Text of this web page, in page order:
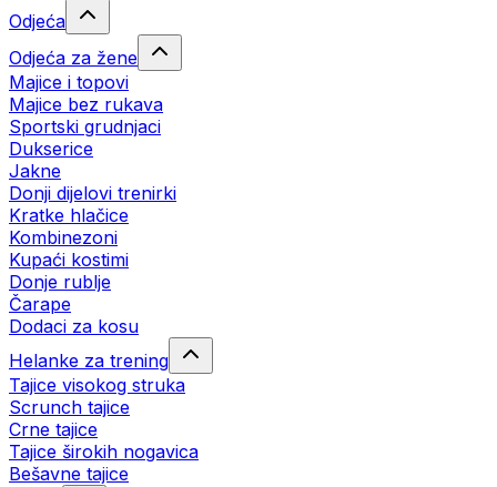
Odjeća
Odjeća za žene
Majice i topovi
Majice bez rukava
Sportski grudnjaci
Dukserice
Jakne
Donji dijelovi trenirki
Kratke hlačice
Kombinezoni
Kupaći kostimi
Donje rublje
Čarape
Dodaci za kosu
Helanke za trening
Tajice visokog struka
Scrunch tajice
Crne tajice
Tajice širokih nogavica
Bešavne tajice